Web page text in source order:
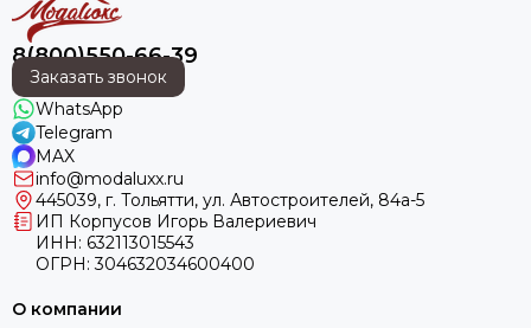
8(800)550-66-39
Заказать звонок
WhatsApp
Telegram
MAX
info@modaluxx.ru
445039, г. Тольятти, ул. Автостроителей, 84а-5
ИП Корпусов Игорь Валериевич
ИНН: 632113015543
ОГРН: 304632034600400
О компании